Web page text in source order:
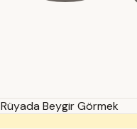
Rüyada Beygir Görmek